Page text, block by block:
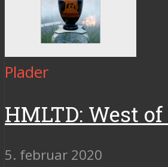
Plader
HMLTD: West
5. februar 2020